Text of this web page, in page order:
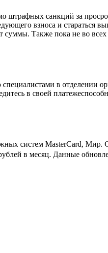
санкций за
взноса и стараться
Также пока не во
в отделении
в своей
систем MasterCard, Мир.
в месяц. Данные